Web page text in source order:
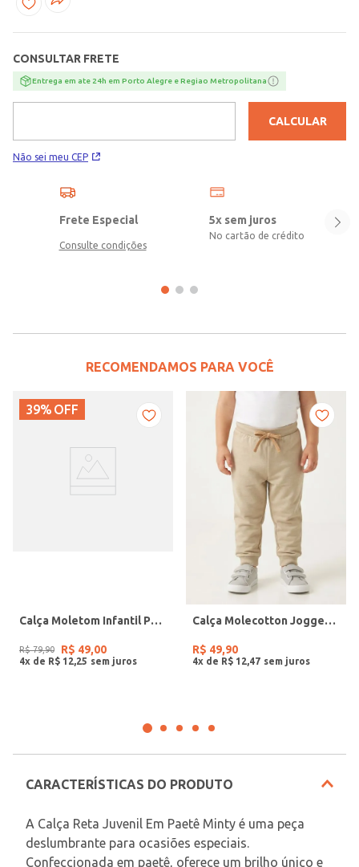
CONSULTAR FRETE
Entrega em ate 24h em Porto Alegre e Regiao Metropolitana
Não sei meu CEP
CALCULAR
Frete Especial
Consulte condições
5x sem juros
No cartão de crédito
RECOMENDAMOS PARA VOCÊ
39% OFF
Calça Moletom Infantil Para Menino - MARROM
R$ 79,90 R$ 49,00
4x de R$ 12 25
Calça Molecotton Jogger Infantil Para Menina- BEGE
R$ 49,90
4x de R$ 12 47
CARACTERÍSTICAS DO PRODUTO
A Calça Reta Juvenil Em Paetê Minty é uma peça
deslumbrante para ocasiões especiais.
Confeccionada em paetê, oferece um brilho único e